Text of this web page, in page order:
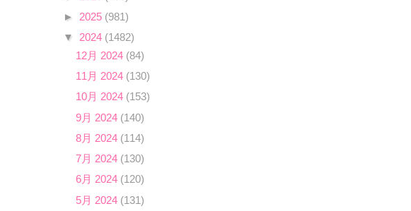
► 2025 (981)
▼ 2024 (1482)
12月 2024 (84)
11月 2024 (130)
10月 2024 (153)
9月 2024 (140)
8月 2024 (114)
7月 2024 (130)
6月 2024 (120)
5月 2024 (131)